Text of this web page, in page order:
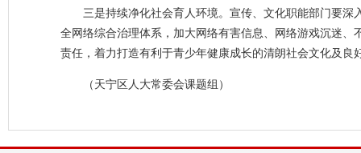
三是持续净化社会育人环境。宣传、文化职能部门要
全网络综合治理体系，加大网络有害信息、网络游戏沉迷
责任，着力打造有利于青少年健康成长的清朗社会文化及良
（天宁区人大常委会课题组）